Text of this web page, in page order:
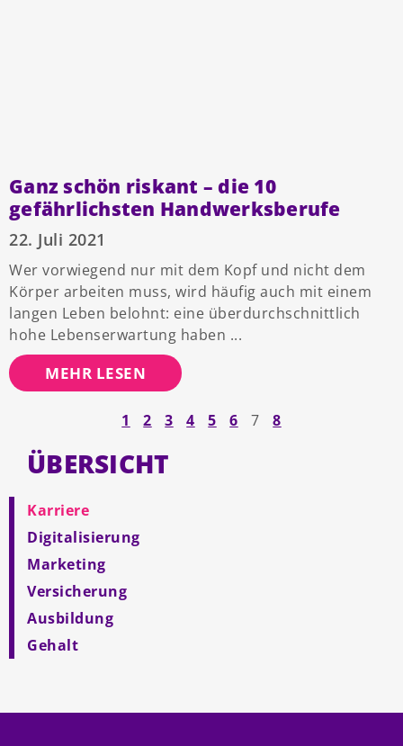
Ganz schön riskant – die 10
gefährlichsten Handwerksberufe
22. Juli 2021
Wer vorwiegend nur mit dem Kopf und nicht dem
Körper arbeiten muss, wird häufig auch mit einem
langen Leben belohnt: eine überdurchschnittlich
hohe Lebenserwartung haben
MEHR LESEN
1 2 3 4 5 6 7 8
ÜBERSICHT
Karriere
Digitalisierung
Marketing
Versicherung
Ausbildung
Gehalt